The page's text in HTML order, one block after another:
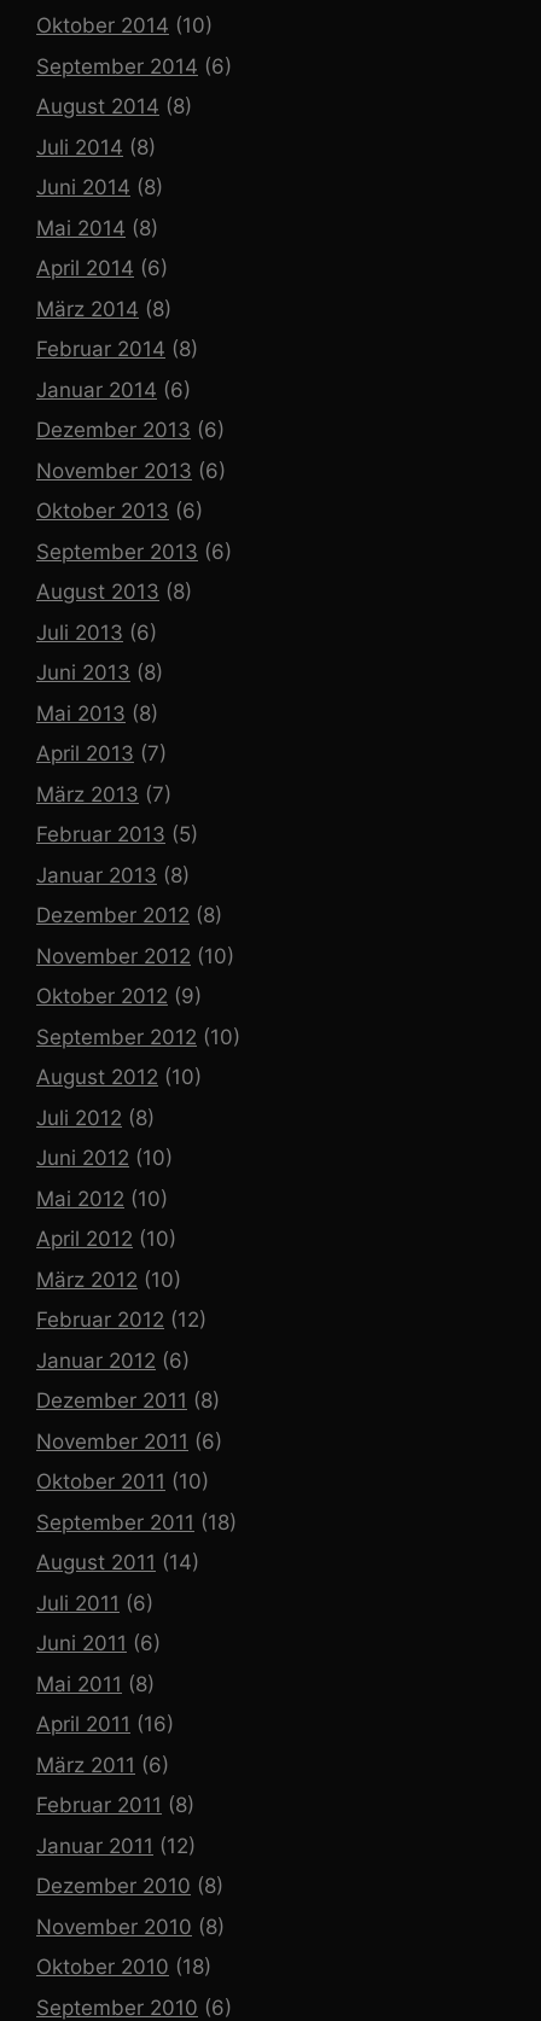
Oktober 2014 (10)
September 2014 (6)
August 2014 (8)
Juli 2014 (8)
Juni 2014 (8)
Mai 2014 (8)
April 2014 (6)
März 2014 (8)
Februar 2014 (8)
Januar 2014 (6)
Dezember 2013 (6)
November 2013 (6)
Oktober 2013 (6)
September 2013 (6)
August 2013 (8)
Juli 2013 (6)
Juni 2013 (8)
Mai 2013 (8)
April 2013 (7)
März 2013 (7)
Februar 2013 (5)
Januar 2013 (8)
Dezember 2012 (8)
November 2012 (10)
Oktober 2012 (9)
September 2012 (10)
August 2012 (10)
Juli 2012 (8)
Juni 2012 (10)
Mai 2012 (10)
April 2012 (10)
März 2012 (10)
Februar 2012 (12)
Januar 2012 (6)
Dezember 2011 (8)
November 2011 (6)
Oktober 2011 (10)
September 2011 (18)
August 2011 (14)
Juli 2011 (6)
Juni 2011 (6)
Mai 2011 (8)
April 2011 (16)
März 2011 (6)
Februar 2011 (8)
Januar 2011 (12)
Dezember 2010 (8)
November 2010 (8)
Oktober 2010 (18)
September 2010 (6)